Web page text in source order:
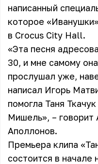
написанный
которое
в Crocus City Hall.
«Эта песня
30, и мне самому
прослушал уже,
написал Игорь
помогла Таня
Мишель», – говорит
Аполлонов.
Премьера клипа
состоится в начале